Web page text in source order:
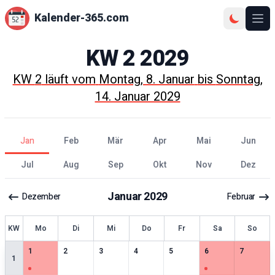
Kalender-365.com
KW22029
KW2läuft vomMontag, 8. JanuarbisSonntag,
14. Januar 2029
Jan Feb Mär Apr Mai
Jun
Jul
Aug Sep Okt Nov Dez
Dezember Januar2029 Februar
KW Mo Di Mi Do Fr Sa So
1
11 særlige datoer
2
0særlige datoer
3
0særlige datoer
4
0særlige datoer
5
0særlige datoer
6
1særlige datoer
7
0særlige